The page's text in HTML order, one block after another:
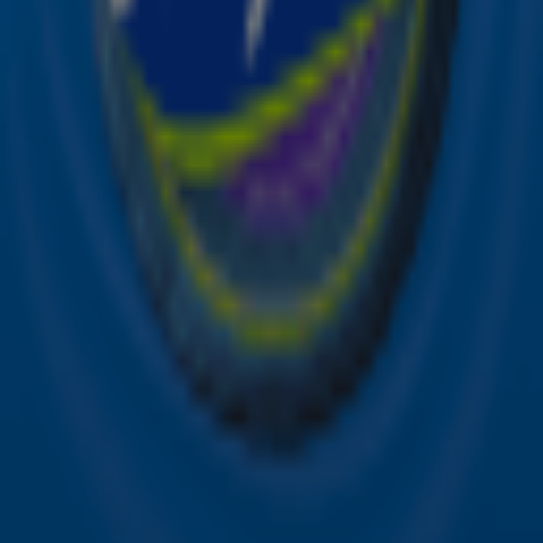
Sky Radio FM-frequenties per regio
Gebruiksvoorwaarden
Cookieverklaring